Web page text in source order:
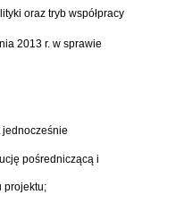
oraz tryb współpracy
2013 r. w sprawie
pośredniczącą i
projektu;